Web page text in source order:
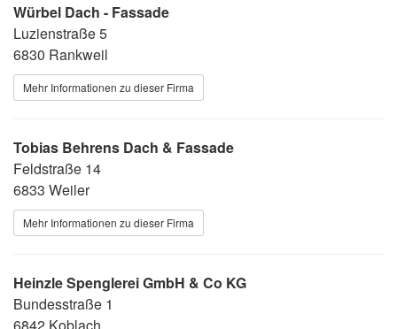
Würbel Dach - Fassade
Luzienstraße 5
6830 Rankweil
Mehr Informationen zu dieser Firma
Tobias Behrens Dach & Fassade
Feldstraße 14
6833 Weiler
Mehr Informationen zu dieser Firma
Heinzle Spenglerei GmbH & Co KG
Bundesstraße 1